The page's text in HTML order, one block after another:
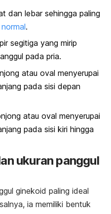
dan lebar sehingga paling
.
segitiga yang mirip
pada pria.
atau oval menyerupai
pada sisi depan
atau oval menyerupai
pada sisi kiri hingga
ukuran panggul
ginekoid paling ideal
ia memiliki bentuk